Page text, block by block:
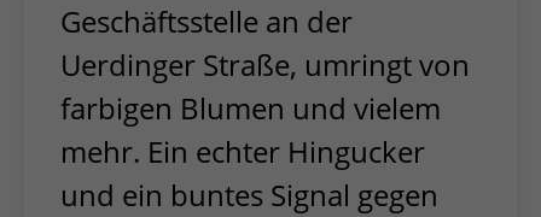
Geschäftsstelle an der
Uerdinger Straße, umringt von
farbigen Blumen und vielem
mehr. Ein echter Hingucker
und ein buntes Signal gegen